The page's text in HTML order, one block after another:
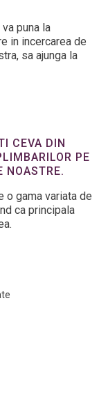
puna la
in incercarea de
sa ajunga la
CEVA DIN
PE
NOASTRE.
gama variata de
ca principala